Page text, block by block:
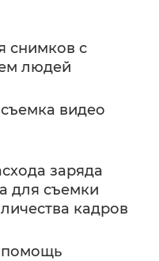
снимков с
людей
видео
заряда
для съемки
кадров
помощь